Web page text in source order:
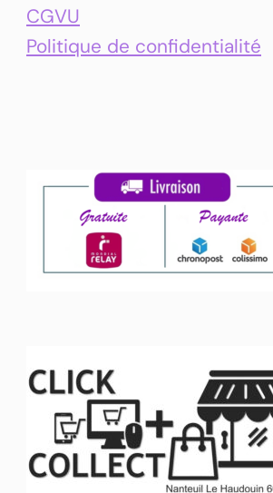
CGVU
Politique de confidentialité